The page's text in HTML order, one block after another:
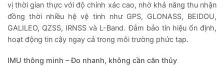
vị thời gian thực với độ chính xác cao, nhờ khả năng thu nhận
đồng thời nhiều hệ vệ tinh như GPS, GLONASS, BEIDOU,
GALILEO, QZSS, IRNSS và L-Band. Đảm bảo tín hiệu ổn định,
hoạt động tin cậy ngay cả trong môi trường phức tạp.
IMU thông minh – Đo nhanh, không cần căn thủy